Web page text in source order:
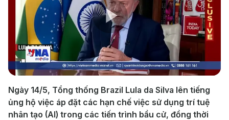
Play
Video
Ngày 14/5, Tổng thống Brazil Lula da Silva lên tiếng
ủng hộ việc áp đặt các hạn chế việc sử dụng trí tuệ
nhân tạo (AI) trong các tiến trình bầu cử, đồng thời